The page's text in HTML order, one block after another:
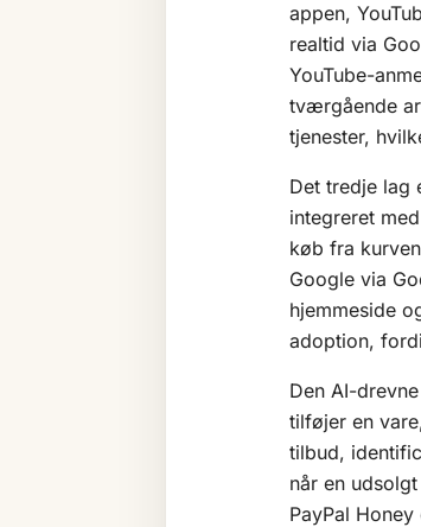
appen,
realtid via
YouTube-
tværgående
tjenester,
Det tredje lag
integreret
køb fra
Google via
hjemmeside
adoption,
Den AI-
tilføjer en
tilbud,
når en
PayPal